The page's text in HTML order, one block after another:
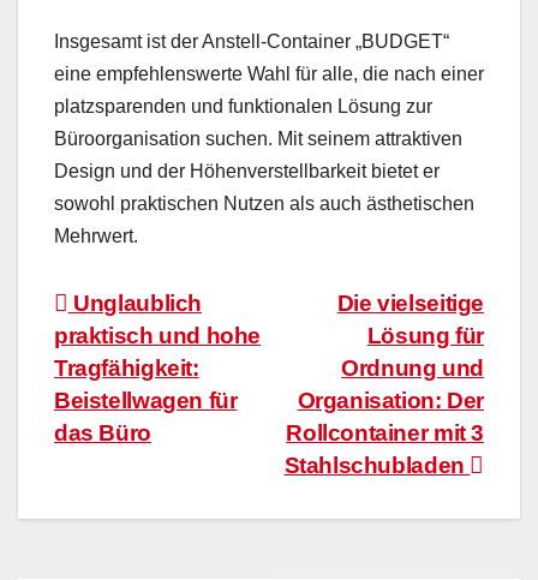
Insgesamt ist der Anstell-Container „BUDGET“
eine empfehlenswerte Wahl für alle, die nach einer
platzsparenden und funktionalen Lösung zur
Büroorganisation suchen. Mit seinem attraktiven
Design und der Höhenverstellbarkeit bietet er
sowohl praktischen Nutzen als auch ästhetischen
Mehrwert.
BeitragsnavigationDie vielseitige
Lösung für
Ordnung und
Organisation: Der
Rollcontainer mit 3
Stahlschubladen
Unglaublich
praktisch und hohe
Tragfähigkeit:
Beistellwagen für
das Büro